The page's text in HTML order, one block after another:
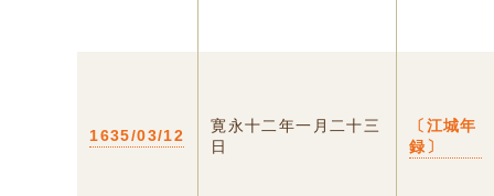
1635/03/12
寛永十二年一月二十三
日
〔江城年
録〕